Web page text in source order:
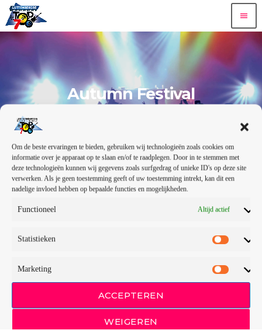
Om de beste ervaringen te bieden, gebruiken wij technologieën zoals cookies om
informatie over je apparaat op te slaan en/of te raadplegen. Door in te stemmen met
deze technologieën kunnen wij gegevens zoals surfgedrag of unieke ID's op deze site
verwerken. Als je geen toestemming geeft of uw toestemming intrekt, kan dit een
nadelige invloed hebben op bepaalde functies en mogelijkheden.
Functioneel Altijd actief
Statistieken
Marketing
ACCEPTEREN
WEIGEREN
menu
Autumn Festival
share
email
This Radio Station Wordpress Theme allows you to create
podcast pages
Podcasts can be used with Mixcloud, Soundcloud,